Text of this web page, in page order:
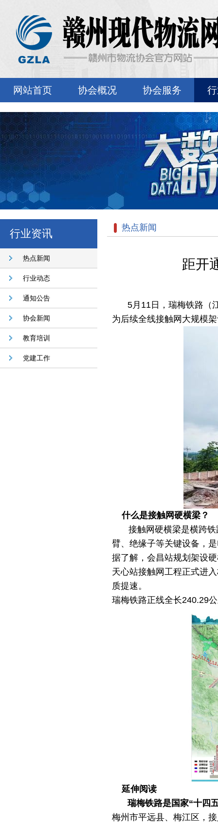
网站首页 协会概况 协会服务
行业资讯
热点新闻
行业动态
通知公告
协会新闻
教育培训
党建工作
热点新闻
距开
5月11日，瑞梅铁路（
为后续全线接触网大规模
什么是接触网硬横梁？
接触网硬横梁是横跨
臂、绝缘子等关键设备，
据了解，会昌站规划架设
天心站接触网工程正式进
质提速。
瑞梅铁路正线全长240.29
延伸阅读
瑞梅铁路是国家“十四
梅州市平远县、梅江区，